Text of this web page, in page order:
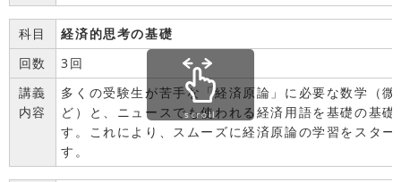
科目
経済的思考の基礎
回数
3回
講義
内容
多くの受験生が苦手な「経済原論」に必要な数学（微
ど）と、ニュースでも使われる経済用語を基礎の基礎
す。これにより、スムーズに経済原論の学習をスター
す。
scroll